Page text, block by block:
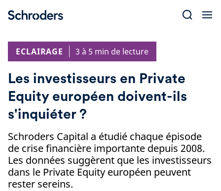
ECLAIRAGE
3 à 5 min de lecture
Les investisseurs en Private
Equity européen doivent-ils
s'inquiéter ?
Schroders Capital a étudié chaque épisode
de crise financière importante depuis 2008.
Les données suggèrent que les investisseurs
dans le Private Equity européen peuvent
rester sereins.